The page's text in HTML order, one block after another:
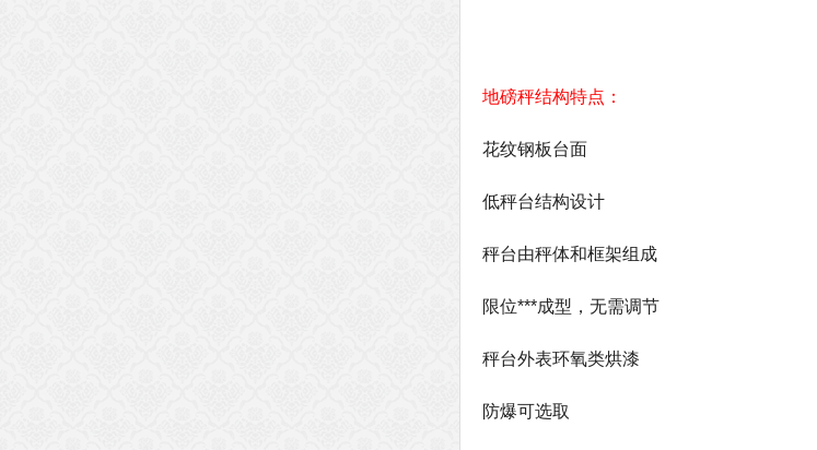
地磅秤结构特点：
花纹钢板台面
低秤台结构设计
秤台由秤体和框架组成
限位***成型，无需调节
秤台外表环氧类烘漆
防爆可选取